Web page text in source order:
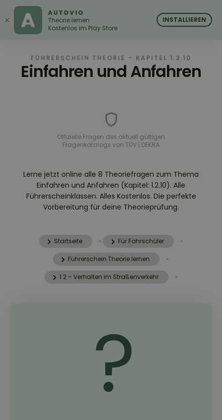
AUTOVIO
FÜHRERSCHEIN THEORIE – KAPITEL 1.2.10
Einfahren und Anfahren
Offizielle Fragen des aktuell gültigen
Fragenkatalogs von TÜV | DEKRA
Lerne jetzt online alle 8 Theoriefragen zum Thema
Einfahren und Anfahren (Kapitel: 1.2.10). Alle
Führerscheinklassen. Alles Kostenlos. Die perfekte
Vorbereitung für deine Theorieprüfung.
Startseite » Für Fahrschüler »
Führerschein Theorie lernen »
1.2 – Verhalten im Straßenverkehr »
× AUTOVIO
Theorie lernen
Kostenlos im Play Store
INSTALLIEREN